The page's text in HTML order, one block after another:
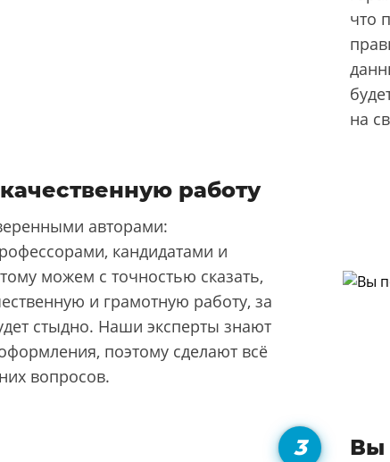
что
на
работу
авторами:
кандидатами и
можем с точностью сказать,
и грамотную работу, за
стыдно. Наши эксперты знают
поэтому сделают всё
вопросов.
Вы